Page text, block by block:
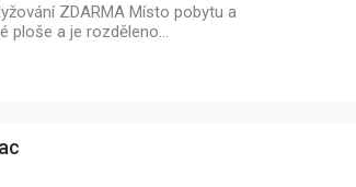
ZDARMA Místo pobytu a
ploše a je rozděleno…